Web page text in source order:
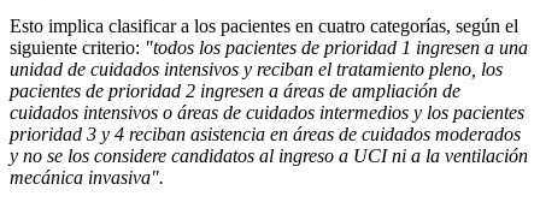
Esto implica clasificar a los pacientes en cuatro categorías, según el
siguiente criterio: "todos los pacientes de prioridad 1 ingresen a una
unidad de cuidados intensivos y reciban el tratamiento pleno, los
pacientes de prioridad 2 ingresen a áreas de ampliación de
cuidados intensivos o áreas de cuidados intermedios y los pacientes
prioridad 3 y 4 reciban asistencia en áreas de cuidados moderados
y no se los considere candidatos al ingreso a UCI ni a la ventilación
mecánica invasiva".